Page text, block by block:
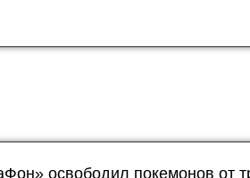
освободил покемонов от